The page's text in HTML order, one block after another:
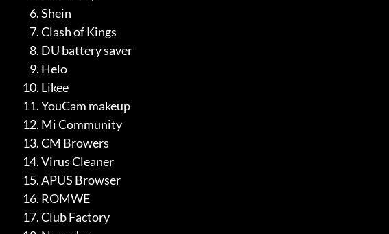
Shein
Clash of Kings
DU battery saver
Helo
Likee
YouCam makeup
Mi Community
CM Browers
Virus Cleaner
APUS Browser
ROMWE
Club Factory